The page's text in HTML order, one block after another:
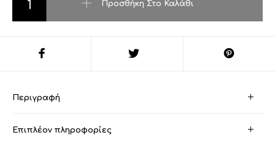
Προσθήκη Στο Καλάθι
Περιγραφή
Επιπλέον πληροφορίες